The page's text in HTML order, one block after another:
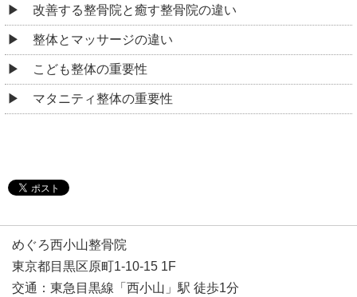
改善する整骨院と癒す整骨院の違い
整体とマッサージの違い
こども整体の重要性
マタニティ整体の重要性
めぐろ西小山整骨院
東京都目黒区原町1-10-15 1F
交通：東急目黒線「西小山」駅 徒歩1分